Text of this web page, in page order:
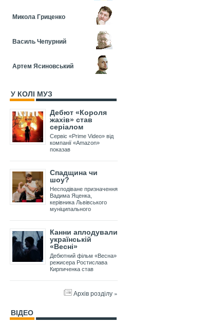
Микола Гриценко
Василь Чепурний
Артем Ясиновський
У КОЛІ МУЗ
Дебют «Короля
жахів» став
серіалом
Сервіс «Prime Video» від
компанії «Amazon»
показав
Спадщина чи
шоу?
Несподіване призначення
Вадима Яценка,
керівника Львівського
муніципального
Канни аплодували
українській
«Весні»
Дебютний фільм «Весна»
режисера Ростислава
Кирпиченка став
Архів розділу »
ВІДЕО